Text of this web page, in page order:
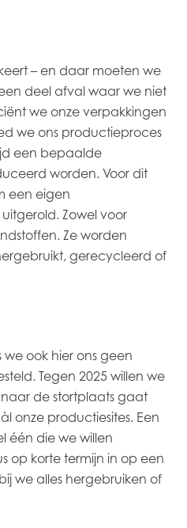
– en daar moeten we
deel afval waar we niet
we onze verpakkingen
we ons productieproces
een bepaalde
worden. Voor dit
een eigen
Zowel voor
Ze worden
gerecycleerd of
we ook hier ons geen
Tegen 2025 willen we
de stortplaats gaat
onze productiesites. Een
één die we willen
op korte termijn in op een
we alles hergebruiken of